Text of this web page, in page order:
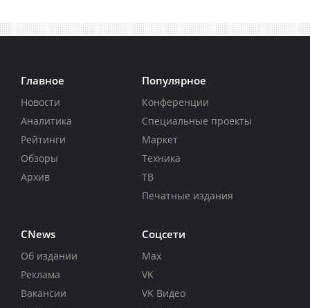
Главное
Новости
Аналитика
Рейтинги
Обзоры
Архив
Популярное
Конференции
Специальные проекты
Маркет
Техника
ТВ
Печатные издания
CNews
Об издании
Реклама
Вакансии
Соцсети
Max
VK
VK Видео